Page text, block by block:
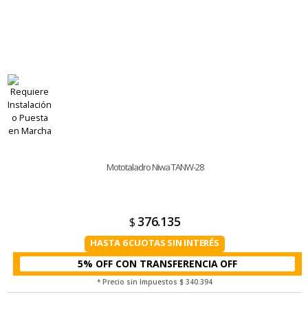
Mototaladro Niwa TANW-28
$ 376.135
HASTA 6 CUOTAS SIN INTERÉS
5% OFF CON TRANSFERENCIA
* Precio sin Impuestos $ 340.394